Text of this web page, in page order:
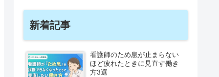
新着記事
看護師のため息が止まらない
ほど疲れたときに見直す働き
方3選